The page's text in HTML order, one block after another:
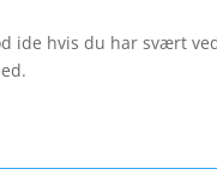
ide hvis du har svært